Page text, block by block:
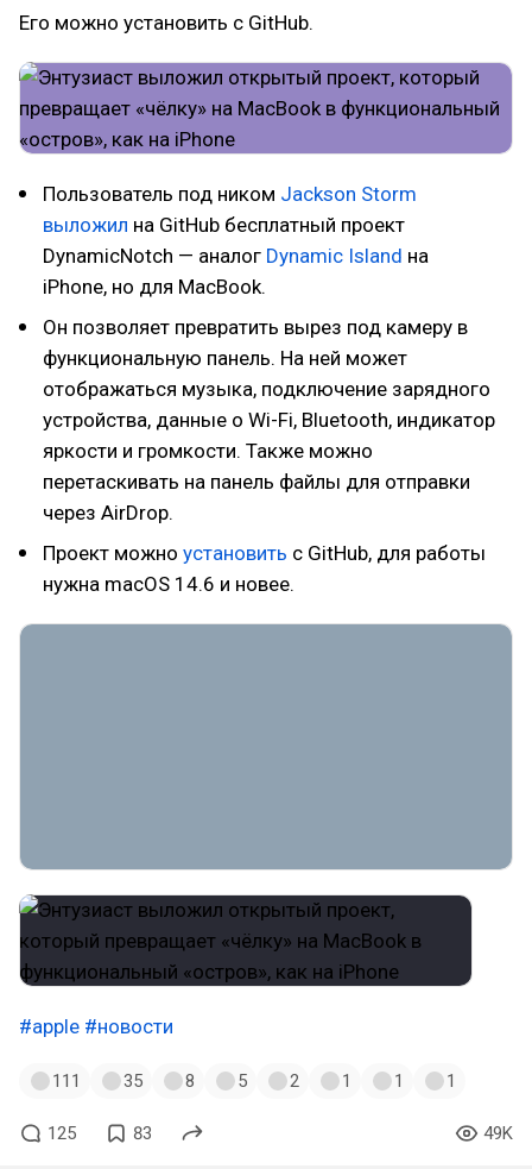
Его можно установить с GitHub.
Пользователь под ником Jackson Storm
выложил на GitHub бесплатный проект
DynamicNotch — аналог Dynamic Island на
iPhone, но для MacBook.
Он позволяет превратить вырез под камеру в
функциональную панель. На ней может
отображаться музыка, подключение зарядного
устройства, данные о Wi-Fi, Bluetooth, индикатор
яркости и громкости. Также можно
перетаскивать на панель файлы для отправки
через AirDrop.
Проект можно установить с GitHub, для работы
нужна macOS 14.6 и новее.
#apple #новости
111 35 8 5 2 1 1 1
125 83 49K